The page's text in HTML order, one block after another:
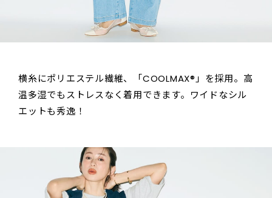
横糸にポリエステル繊維、「COOLMAX®」を採用。高
温多湿でもストレスなく着用できます。ワイドなシル
エットも秀逸！